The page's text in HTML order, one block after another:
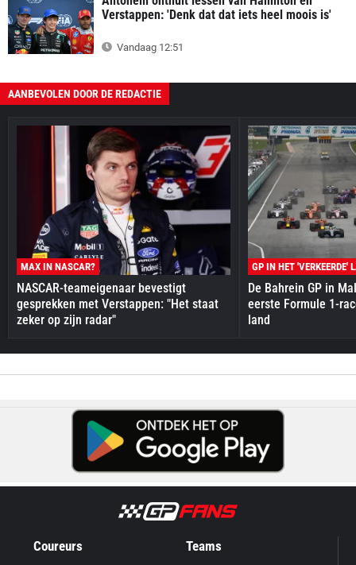
Verstappen: 'Denk dat dat iets heel moois is'
Vandaag 12:51
AANBEVOLEN DOOR DE REDACTIE
MAX IN NASCAR?
NASCAR-teameigenaar bevestigt
gesprekken met Verstappen: "Het staat
zeker op zijn radar"
GP IN HET 'VERKEERDE'
De Bahrein GP in
eerste Formule 1-
land
Coureurs Teams